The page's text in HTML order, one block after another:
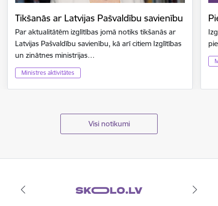
Tikšanās ar Latvijas Pašvaldību savienību
Par aktualitātēm izglītības jomā notiks tikšanās ar
Latvijas Pašvaldību savienību, kā arī citiem Izglītības
un zinātnes ministrijas…
Ministres aktivitātes
Visi notikumi